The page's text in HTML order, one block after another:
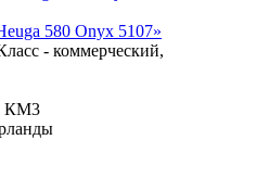
580 Onyx 5107»
- коммерческий,
КМ3